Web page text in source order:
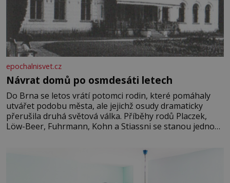
epochalnisvet.cz
Návrat domů po osmdesáti letech
Do Brna se letos vrátí potomci rodin, které pomáhaly
utvářet podobu města, ale jejichž osudy dramaticky
přerušila druhá světová válka. Příběhy rodů Placzek,
Löw-Beer, Fuhrmann, Kohn a Stiassni se stanou jednou
jednoduché. Místa, která si člověk pamatuje z rodinných